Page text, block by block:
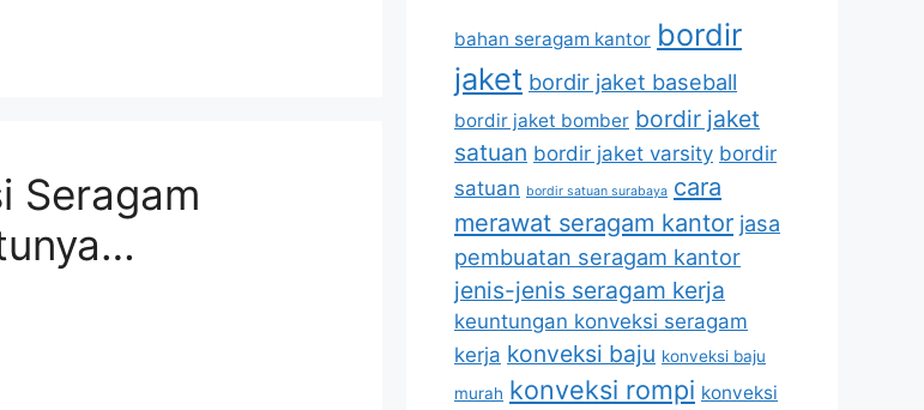
Seragam
bahan seragam kantor bordir
jaket bordir jaket baseball
bordir jaket bomber bordir jaket
satuan bordir jaket varsity bordir
satuan bordir satuan surabaya cara
merawat seragam kantor jasa
pembuatan seragam kantor
jenis-jenis seragam kerja
keuntungan konveksi seragam
kerja konveksi baju konveksi baju
murah konveksi rompi konveksi